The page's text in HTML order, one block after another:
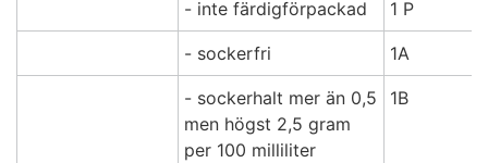
- inte färdigförpackad 1 P
- sockerfri 1A
- sockerhalt mer än 0,5
men högst 2,5 gram
per 100 milliliter
1B